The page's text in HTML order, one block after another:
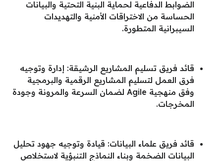
الضوابط الدفاعية لحماية البنية التحتية والبيانات
الحساسة من الاختراقات الأمنية والتهديدات
السيبرانية المتطورة.
قائد فريق تسليم المشاريع الرشيقة: إدارة وتوجيه
فرق العمل لتسليم المشاريع الرقمية والبرمجية
وفق منهجية Agile لضمان السرعة والمرونة وجودة
المخرجات.
قائد فريق علماء البيانات: قيادة وتوجيه جهود تحليل
البيانات الضخمة وبناء النماذج التنبؤية لاستخلاص